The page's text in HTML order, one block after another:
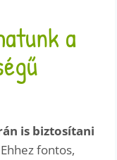
a
is biztosítani
Ehhez fontos,